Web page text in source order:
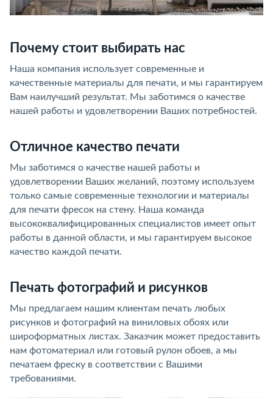
Почему стоит выбирать нас
Наша компания использует современные и
качественные материалы для печати, и мы гарантируем
Вам наилучший результат. Мы заботимся о качестве
нашей работы и удовлетворении Ваших потребностей.
Отличное качество печати
Мы заботимся о качестве нашей работы и
удовлетворении Ваших желаний, поэтому используем
только самые современные технологии и материалы
для печати фресок на стену. Наша команда
высококвалифицированных специалистов имеет опыт
работы в данной области, и мы гарантируем высокое
качество каждой печати.
Печать фотографий и рисунков
Мы предлагаем нашим клиентам печать любых
рисунков и фотографий на виниловых обоях или
широформатных листах. Заказчик может предоставить
нам фотоматериал или готовый рулон обоев, а мы
печатаем фреску в соответствии с Вашими
требованиями.